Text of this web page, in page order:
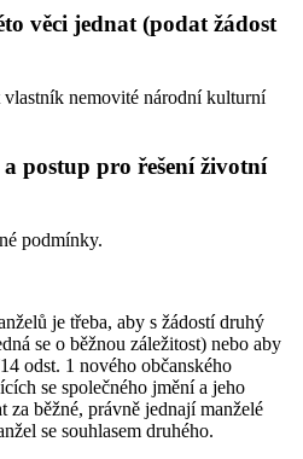
věci jednat (podat žádost
nemovité národní kulturní
postup pro řešení životní
podmínky.
je třeba, aby s žádostí druhý
se o běžnou záležitost) nebo aby
odst. 1 nového občanského
se společného jmění a jeho
za běžné, právně jednají manželé
se souhlasem druhého.